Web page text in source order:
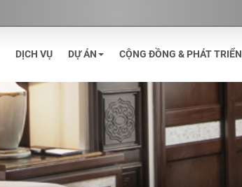
DỊCH VỤ DỰ ÁN CỘNG ĐỒNG & PHÁT TRIỂN